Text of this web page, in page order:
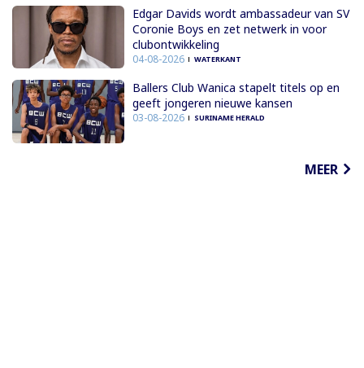
Edgar Davids wordt ambassadeur van SV
Coronie Boys en zet netwerk in voor
clubontwikkeling
04-08-2026 WATERKANT
Ballers Club Wanica stapelt titels op en
geeft jongeren nieuwe kansen
03-08-2026 SURINAME HERALD
MEER